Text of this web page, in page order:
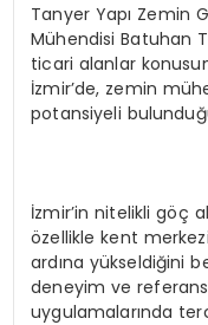
Tanyer Yapı Zemin
Mühendisi Batuhan
ticari alanlar
İzmir’de, zemin
potansiyeli
İzmir’in nitelikli göç
özellikle kent
ardına yükseldiğini
deneyim ve
uygulamalarında